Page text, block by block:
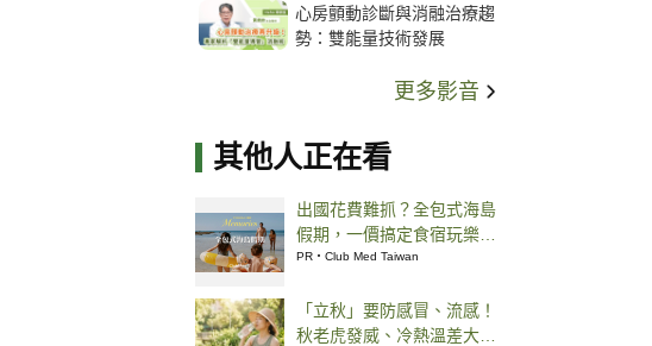
解析支架種類、風險與選擇
關鍵
心房顫動診斷與消融治療趨
勢：雙能量技術發展
更多影音
其他人正在看
出國花費難抓？全包式海島
假期，一價搞定食宿玩樂，
省錢更省心！
PR・Club Med Taiwan
「立秋」要防感冒、流感！
秋老虎發威、冷熱溫差大，